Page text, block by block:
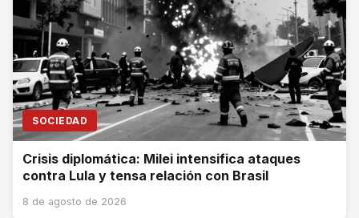
SOCIEDAD
Crisis diplomática: Milei intensifica ataques
contra Lula y tensa relación con Brasil
8 de agosto de 2026